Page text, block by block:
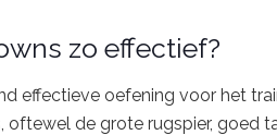
zo effectief?
effectieve oefening voor het
oftewel de grote rugspier, goed